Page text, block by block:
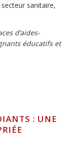
sanitaire,
d’aides-
éducatifs et
: UNE